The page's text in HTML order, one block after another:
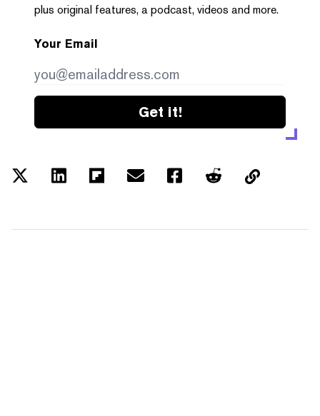
plus original features, a podcast, videos and more.
Your Email
Get it!